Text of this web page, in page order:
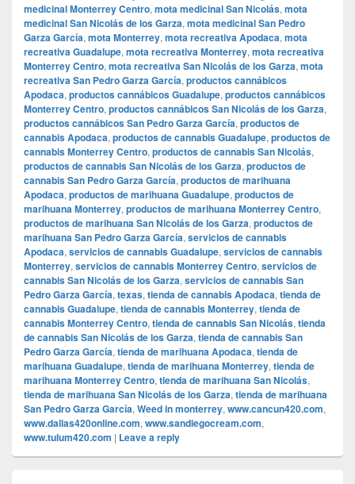
medicinal Monterrey Centro, mota medicinal San Nicolás, mota
medicinal San Nicolás de los Garza, mota medicinal San Pedro
Garza García, mota Monterrey, mota recreativa Apodaca, mota
recreativa Guadalupe, mota recreativa Monterrey, mota recreativa
Monterrey Centro, mota recreativa San Nicolás de los Garza, mota
recreativa San Pedro Garza García, productos cannábicos
Apodaca, productos cannábicos Guadalupe, productos cannábicos
Monterrey Centro, productos cannábicos San Nicolás de los Garza,
productos cannábicos San Pedro Garza García, productos de
cannabis Apodaca, productos de cannabis Guadalupe, productos de
cannabis Monterrey Centro, productos de cannabis San Nicolás,
productos de cannabis San Nicolás de los Garza, productos de
cannabis San Pedro Garza García, productos de marihuana
Apodaca, productos de marihuana Guadalupe, productos de
marihuana Monterrey, productos de marihuana Monterrey Centro,
productos de marihuana San Nicolás de los Garza, productos de
marihuana San Pedro Garza García, servicios de cannabis
Apodaca, servicios de cannabis Guadalupe, servicios de cannabis
Monterrey, servicios de cannabis Monterrey Centro, servicios de
cannabis San Nicolás de los Garza, servicios de cannabis San
Pedro Garza García, texas, tienda de cannabis Apodaca, tienda de
cannabis Guadalupe, tienda de cannabis Monterrey, tienda de
cannabis Monterrey Centro, tienda de cannabis San Nicolás, tienda
de cannabis San Nicolás de los Garza, tienda de cannabis San
Pedro Garza García, tienda de marihuana Apodaca, tienda de
marihuana Guadalupe, tienda de marihuana Monterrey, tienda de
marihuana Monterrey Centro, tienda de marihuana San Nicolás,
tienda de marihuana San Nicolás de los Garza, tienda de marihuana
San Pedro Garza García, Weed in monterrey, www.cancun420.com,
www.dallas420online.com, www.sandiegocream.com,
www.tulum420.com | Leave a reply